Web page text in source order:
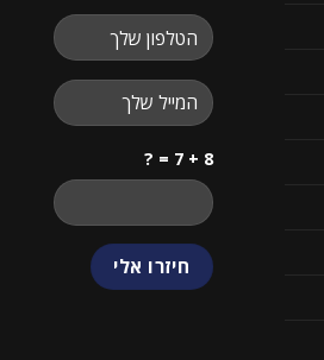
8 + 7 = ?